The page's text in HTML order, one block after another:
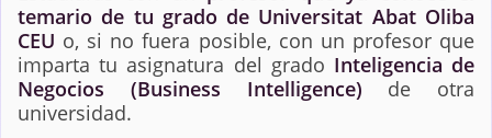
temario de tu grado de Universitat Abat Oliba
CEU o, si no fuera posible, con un profesor que
imparta tu asignatura del grado Inteligencia de
Negocios (Business Intelligence) de otra
universidad.